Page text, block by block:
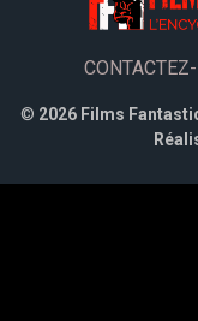
© 2026 Films